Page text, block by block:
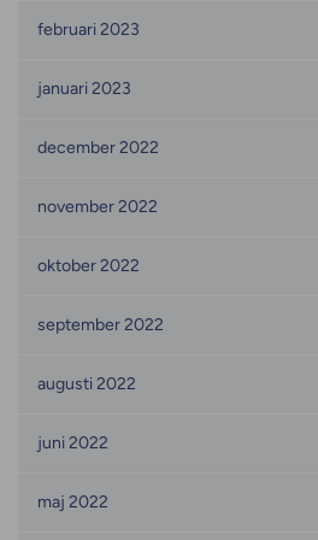
februari 2023
januari 2023
december 2022
november 2022
oktober 2022
september 2022
augusti 2022
juni 2022
maj 2022